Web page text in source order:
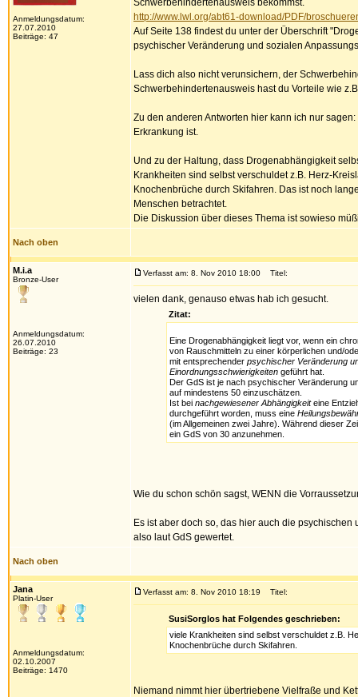
Anmeldungsdatum:
27.07.2010
Beiträge: 47
Schwerbehindertenausweis bekommst.
http://www.lwl.org/abt61-download/PDF/
Auf Seite 138 findest du unter der Überschrift
psychischer Veränderung und sozialen
Lass dich also nicht verunsichern, der
Schwerbehindertenausweis hast du Vorteile wie
Zu den anderen Antworten hier kann ich nur
Erkrankung ist.
Und zu der Haltung, dass Drogenabhängigkeit
Krankheiten sind selbst verschuldet z.B. Herz-
Knochenbrüche durch Skifahren. Das ist noch
Menschen betrachtet.
Die Diskussion über dieses Thema ist sowieso
Nach oben
M.i.a
Bronze-User
Anmeldungsdatum:
26.07.2010
Beiträge: 23
Verfasst am: 8. Nov 2010 18:00 Titel:
vielen dank, genauso etwas hab ich gesucht.
Zitat:
Eine Drogenabhängigkeit liegt vor, wenn ein
von Rauschmitteln zu einer körperlichen und/
mit entsprechender psychischer Veränderung
Einordnungsschwierigkeiten geführt hat.
Der GdS ist je nach psychischer Veränderung
auf mindestens 50 einzuschätzen.
Ist bei nachgewiesener Abhängigkeiteine
durchgeführt worden, muss eine
(im Allgemeinen zwei Jahre). Während dieser
ein GdS von 30 anzunehmen.
Wie du schon schön sagst, WENN die
Es ist aber doch so, das hier auch die
also laut GdS gewertet.
Nach oben
Jana
Platin-User
Anmeldungsdatum:
02.10.2007
Beiträge: 1470
Verfasst am: 8. Nov 2010 18:19 Titel:
SusiSorglos hat Folgendes geschrieben:
viele Krankheiten sind selbst verschuldet z.B.
Knochenbrüche durch Skifahren.
Niemand nimmt hier übertriebene Vielfraße und